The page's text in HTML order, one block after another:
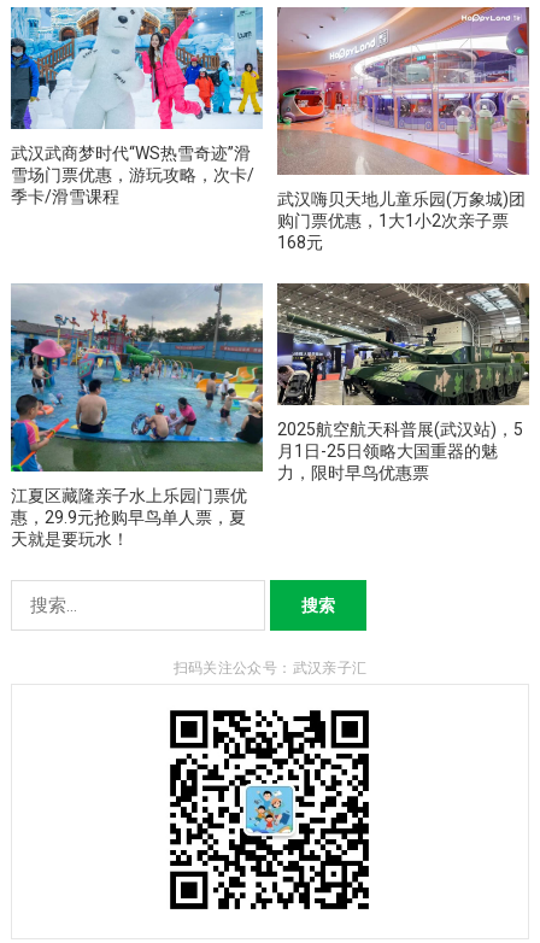
武汉武商梦时代“WS热雪奇迹”滑
雪场门票优惠，游玩攻略，次卡/
季卡/滑雪课程
武汉嗨贝天地儿童乐园(万象城)团
购门票优惠，1大1小2次亲子票
168元
江夏区藏隆亲子水上乐园门票优
惠，29.9元抢购早鸟单人票，夏
天就是要玩水！
2025航空航天科普展(武汉站)，5
月1日-25日领略大国重器的魅
力，限时早鸟优惠票
索：
扫码关注公众号：武汉亲子汇